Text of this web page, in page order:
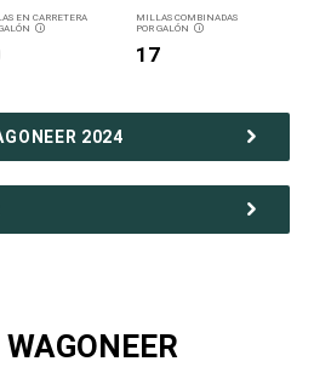
EN CARRETERA
DISCLOSURE
MILLAS COMBINADAS
POR GALÓN
DISCLOSURE
17
2024
WAGONEER